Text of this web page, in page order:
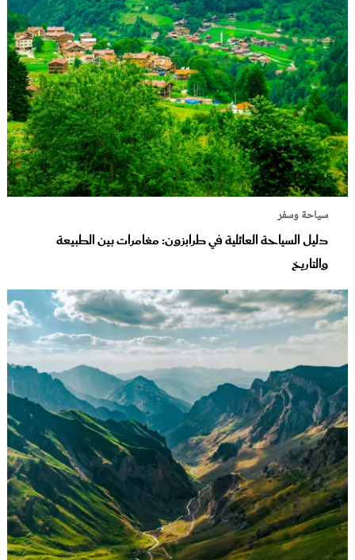
سياحة وسفر
دليل السياحة العائلية في طرابزون: مغامرات بين الطبيعة
والتاريخ